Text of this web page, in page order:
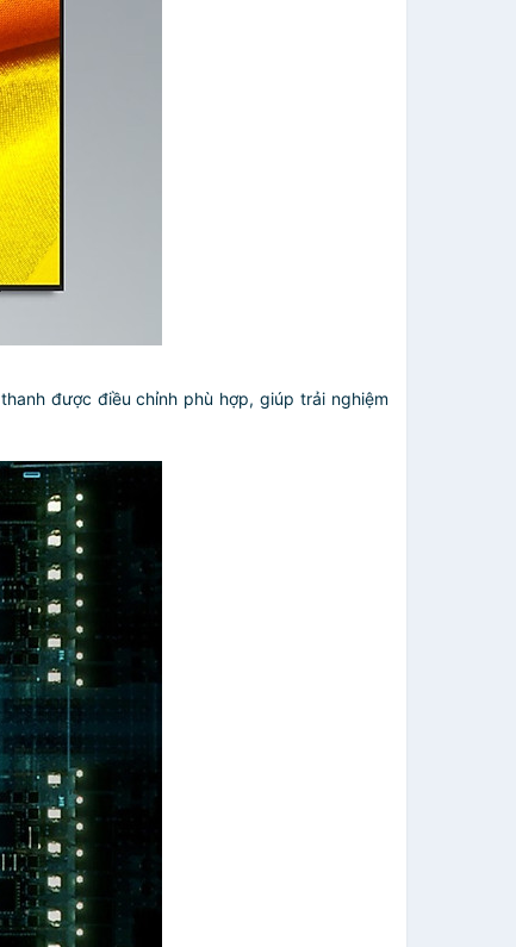
được điều chỉnh phù hợp, giúp trải nghiệm